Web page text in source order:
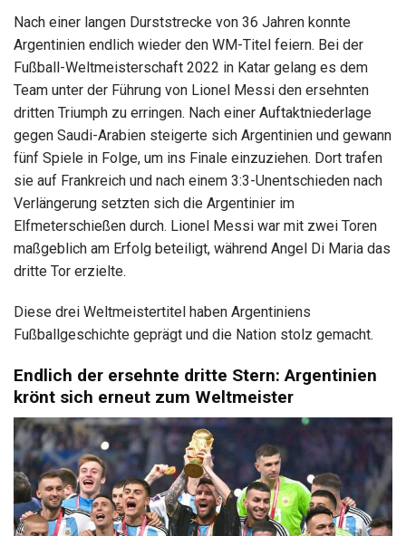
Nach einer langen Durststrecke von 36 Jahren konnte
Argentinien endlich wieder den WM-Titel feiern. Bei der
Fußball-Weltmeisterschaft 2022 in Katar gelang es dem
Team unter der Führung von Lionel Messi den ersehnten
dritten Triumph zu erringen. Nach einer Auftaktniederlage
gegen Saudi-Arabien steigerte sich Argentinien und gewann
fünf Spiele in Folge, um ins Finale einzuziehen. Dort trafen
sie auf Frankreich und nach einem 3:3-Unentschieden nach
Verlängerung setzten sich die Argentinier im
Elfmeterschießen durch. Lionel Messi war mit zwei Toren
maßgeblich am Erfolg beteiligt, während Angel Di Maria das
dritte Tor erzielte.
Diese drei Weltmeistertitel haben Argentiniens
Fußballgeschichte geprägt und die Nation stolz gemacht.
Endlich der ersehnte dritte Stern: Argentinien
krönt sich erneut zum Weltmeister